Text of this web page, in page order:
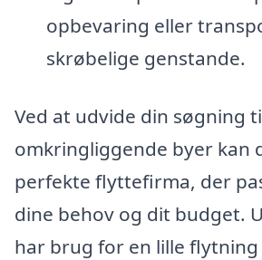
opbevaring eller
skrøbelige genstande.
Ved at udvide din søgning
omkringliggende byer kan
perfekte flyttefirma, der
dine behov og dit budget.
har brug for en lille